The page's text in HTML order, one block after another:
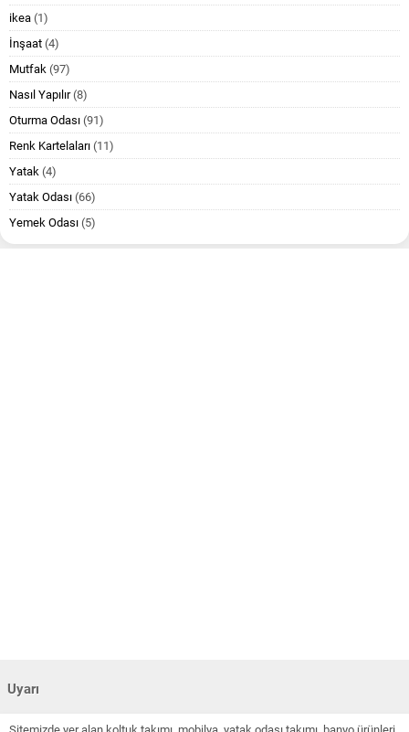
ikea (1)
İnşaat (4)
Mutfak (97)
Nasıl Yapılır(8)
Oturma Odası (91)
Renk Kartelaları (11)
Yatak (4)
Yatak Odası (66)
Yemek Odası (5)
Uyarı